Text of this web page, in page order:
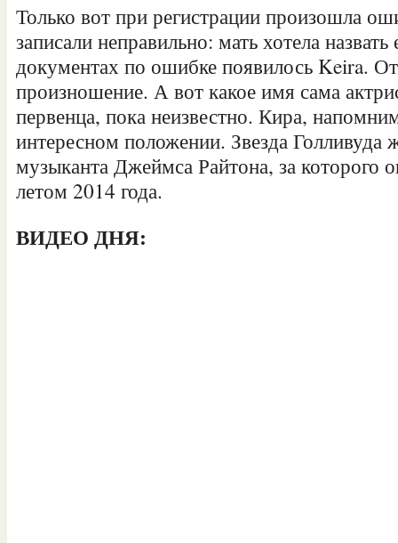
Только вот при регистрации произошла
записали неправильно: мать хотела
документах по ошибке появилось Keira.
произношение. А вот какое имя сама
первенца, пока неизвестно. Кира,
интересном положении. Звезда Голливуда
музыканта Джеймса Райтона, за которого
летом 2014 года.
ВИДЕО ДНЯ: